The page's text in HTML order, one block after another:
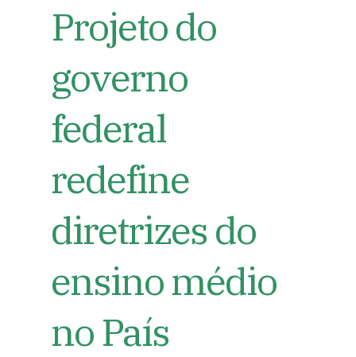
Projeto do
governo
federal
redefine
diretrizes do
ensino médio
no País